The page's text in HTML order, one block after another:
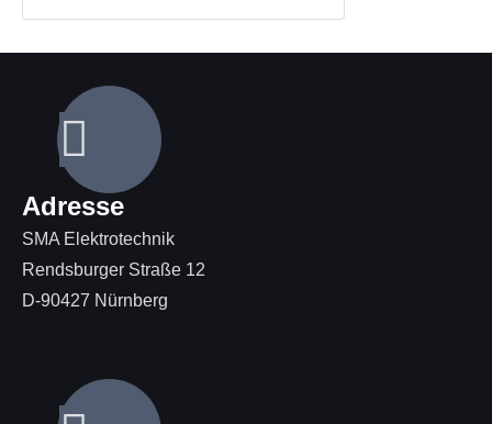
Adresse
SMA Elektrotechnik
Rendsburger Straße 12
D-90427 Nürnberg